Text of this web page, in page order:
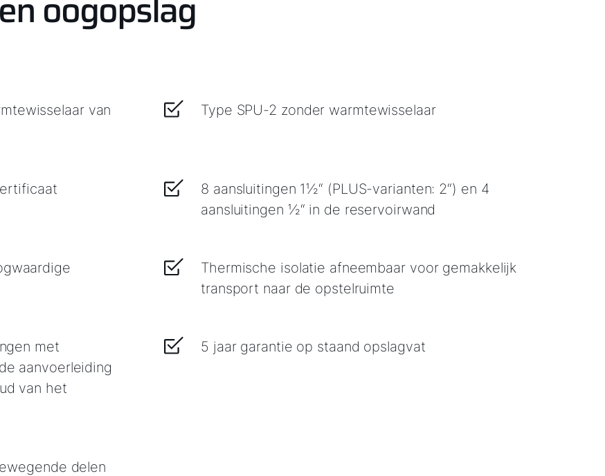
van
Type SPU-2 zonder warmtewisselaar
8 aansluitingen 1½“ (PLUS-varianten: 2“) en 4
aansluitingen ½“ in de reservoirwand
Thermische isolatie afneembaar voor gemakkelijk
transport naar de opstelruimte
met
aanvoerleiding
van het
5 jaar garantie op staand opslagvat
delen